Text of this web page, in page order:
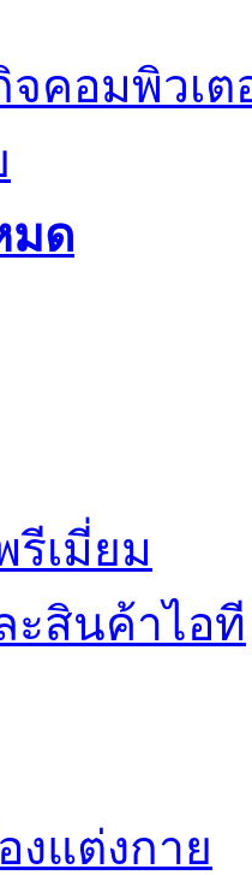
จคอมพิวเต
มด
เมี่ยม
ะสินค้าไอที
งแต่งกาย